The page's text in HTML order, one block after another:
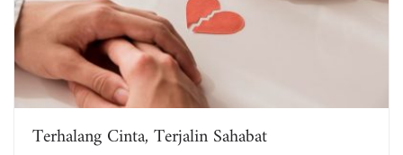
Terhalang Cinta, Terjalin Sahabat